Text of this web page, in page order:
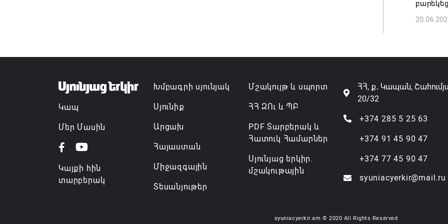
Կապ
Մեր Մասին
Կայքի հին
տարբերակ
Խմբագրի սյունյակ
Սյունիք
Արցախ
Հայաստան
Միջազգային
Տեսանյութեր
Մշակույթ և սպորտ
ՀՀ ԶՈւ և ՊԲ
PDF Տարբերակ և
Հատուկ Համարներ
Սյունյաց երկիր.
մշակութային
ՀՀ, ք․ Կապան,
20/32
+374 285 5 25 63
+374 91 45 90 47
+374 77 45 90 47
syuniacyerkir@mail.ru
syuniacyerkir.am © 2020 All Rights Reserved